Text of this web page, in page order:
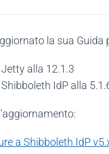
la sua
alla 12.1.3
IdP alla
a Shibboleth IdP